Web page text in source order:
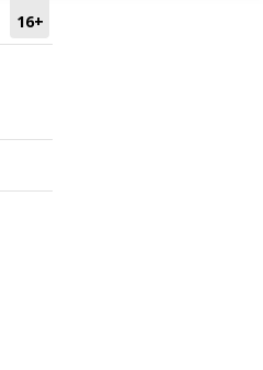
16+